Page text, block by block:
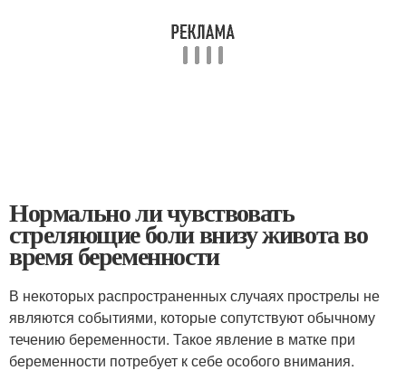
Нормально ли чувствовать
стреляющие боли внизу живота во
время беременности
В некоторых распространенных случаях прострелы не
являются событиями, которые сопутствуют обычному
течению беременности. Такое явление в матке при
беременности потребует к себе особого внимания.